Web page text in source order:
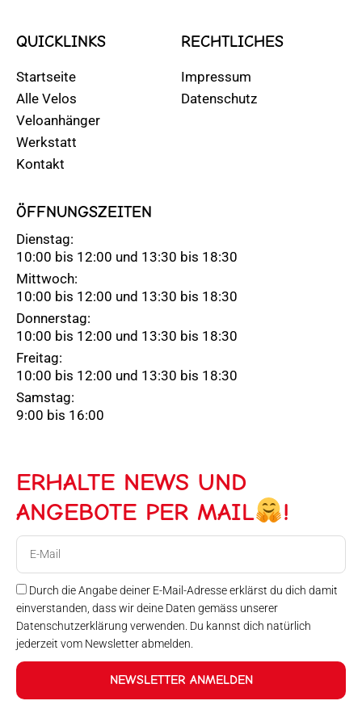
QUICKLINKS
Startseite
Alle Velos
Veloanhänger
Werkstatt
Kontakt
RECHTLICHES
Impressum
Datenschutz
ÖFFNUNGSZEITEN
Dienstag:
10:00 bis 12:00 und 13:30 bis 18:30
Mittwoch:
10:00 bis 12:00 und 13:30 bis 18:30
Donnerstag:
10:00 bis 12:00 und 13:30 bis 18:30
Freitag:
10:00 bis 12:00 und 13:30 bis 18:30
Samstag:
9:00 bis 16:00
ERHALTE NEWS UND
ANGEBOTE PER MAIL
!
Durch die Angabe deiner E-Mail-Adresse erklärst du dich damit
einverstanden, dass wir deine Daten gemäss unserer
Datenschutzerklärung verwenden. Du kannst dich natürlich
jederzeit vom Newsletter abmelden.
NEWSLETTER ANMELDEN